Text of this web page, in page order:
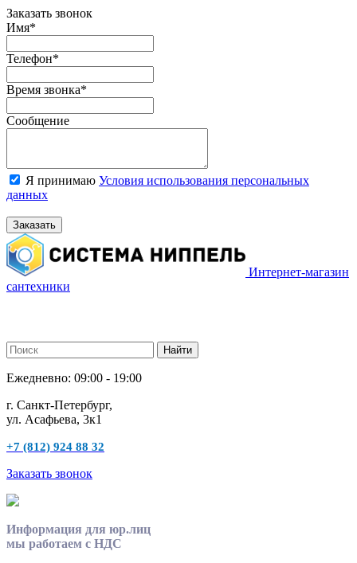
Заказать звонок
Имя*
Телефон*
Время звонка*
Сообщение
Я принимаю Условия использования персональных
данных
Заказать
Интернет-магазин
сантехники
Ежедневно: 09:00 - 19:00
г. Санкт-Петербург,
ул. Асафьева, 3к1
+7 (812) 924 88 32
Заказать звонок
Информация для юр.лиц
мы работаем с НДС